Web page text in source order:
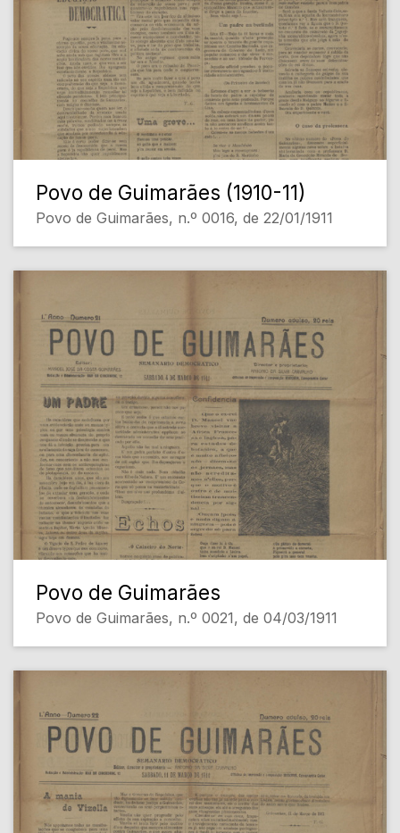
Povo de Guimarães (1910-11)
Povo de Guimarães, n.º 0016, de 22/01/1911
Povo de Guimarães
Povo de Guimarães, n.º 0021, de 04/03/1911